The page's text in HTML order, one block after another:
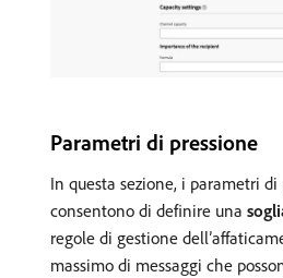
Parametri di pressione
In questa sezione, i parametri di
consentono di definire una
regole di gestione
massimo di messaggi che